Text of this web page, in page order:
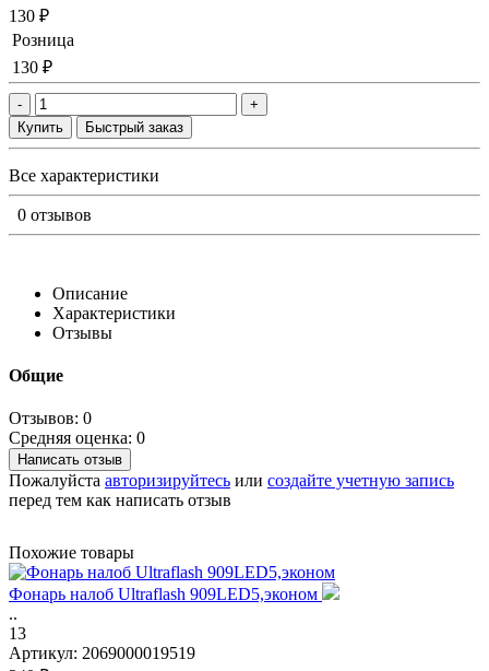
130 ₽
Розница
130 ₽
-
+
Купить
Быстрый заказ
Все характеристики
0 отзывов
Описание
Характеристики
Отзывы
Общие
Отзывов: 0
Средняя оценка: 0
Написать отзыв
Пожалуйста авторизируйтесь или создайте учетную запись
перед тем как написать отзыв
Похожие товары
Фонарь налоб Ultraflash 909LED5,эконом
..
13
Артикул: 2069000019519